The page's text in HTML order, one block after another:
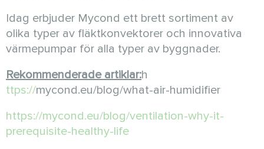
Idag erbjuder Mycond ett brett sortiment av
olika typer av fläktkonvektorer och innovativa
värmepumpar för alla typer av byggnader.
Rekommenderade artiklar:h
ttps://mycond.eu/blog/what-air-humidifier
https://mycond.eu/blog/ventilation-why-it-
prerequisite-healthy-life